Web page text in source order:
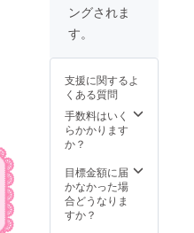
ングされま
す。
支援に関するよ
くある質問
手数料はいく
らかかります
か？
目標金額に届
かなかった場
合どうなりま
すか？